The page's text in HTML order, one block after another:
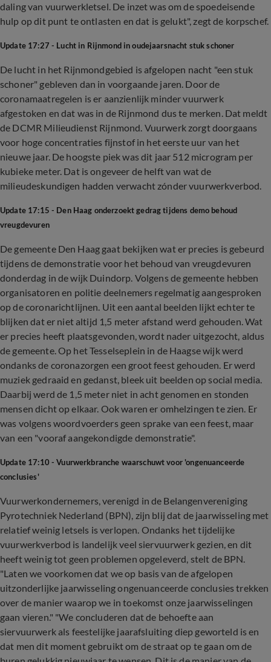
daling van vuurwerkletsel. De inzet was om de spoedeisende
hulp op dit punt te ontlasten en dat is gelukt", zegt de korpschef.
Update 17:27 - Lucht in Rijnmond in oudejaarsnacht stuk schoner
De lucht in het Rijnmondgebied is afgelopen nacht "een stuk
schoner" gebleven dan in voorgaande jaren. Door de
coronamaatregelen is er aanzienlijk minder vuurwerk
afgestoken en dat was in de Rijnmond dus te merken. Dat meldt
de DCMR Milieudienst Rijnmond. Vuurwerk zorgt doorgaans
voor hoge concentraties fijnstof in het eerste uur van het
nieuwe jaar. De hoogste piek was dit jaar 512 microgram per
kubieke meter. Dat is ongeveer de helft van wat de
milieudeskundigen hadden verwacht zónder vuurwerkverbod.
Update 17:15 - Den Haag onderzoekt gedrag tijdens demo behoud
vreugdevuren
De gemeente Den Haag gaat bekijken wat er precies is gebeurd
tijdens de demonstratie voor het behoud van vreugdevuren
donderdag in de wijk Duindorp. Volgens de gemeente hebben
organisatoren en politie deelnemers regelmatig aangesproken
op de coronarichtlijnen. Uit een aantal beelden lijkt echter te
blijken dat er niet altijd 1,5 meter afstand werd gehouden. Wat
er precies heeft plaatsgevonden, wordt nader uitgezocht, aldus
de gemeente. Op het Tesselseplein in de Haagse wijk werd
ondanks de coronazorgen een groot feest gehouden. Er werd
muziek gedraaid en gedanst, bleek uit beelden op social media.
Daarbij werd de 1,5 meter niet in acht genomen en stonden
mensen dicht op elkaar. Ook waren er omhelzingen te zien. Er
was volgens woordvoerders geen sprake van een feest, maar
van een "vooraf aangekondigde demonstratie".
Update 17:10 - Vuurwerkbranche waarschuwt voor 'ongenuanceerde
conclusies'
Vuurwerkondernemers, verenigd in de Belangenvereniging
Pyrotechniek Nederland (BPN), zijn blij dat de jaarwisseling met
relatief weinig letsels is verlopen. Ondanks het tijdelijke
vuurwerkverbod is landelijk veel siervuurwerk gezien, en dit
heeft weinig tot geen problemen opgeleverd, stelt de BPN.
"Laten we voorkomen dat we op basis van de afgelopen
uitzonderlijke jaarwisseling ongenuanceerde conclusies trekken
over de manier waarop we in toekomst onze jaarwisselingen
gaan vieren." "We concluderen dat de behoefte aan
siervuurwerk als feestelijke jaarafsluiting diep geworteld is en
dat men dit moment gebruikt om de straat op te gaan om de